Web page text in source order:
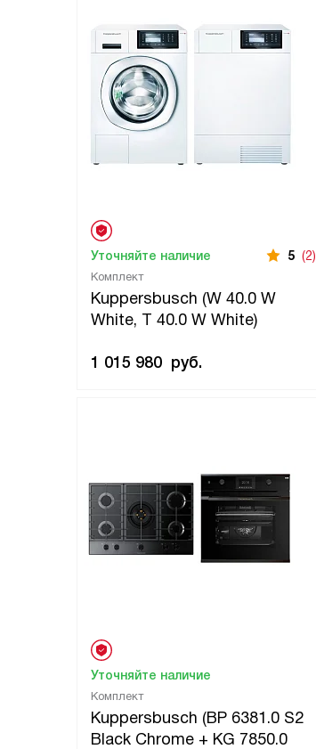
Комплект
Kuppersbusch (W 40.0 W
White, T 40.0 W White)
Уточняйте наличие 5 (2)
1 015 980 руб.
Комплект
Kuppersbusch (BP 6381.0 S2
Black Chrome + KG 7850.0
Уточняйте наличие